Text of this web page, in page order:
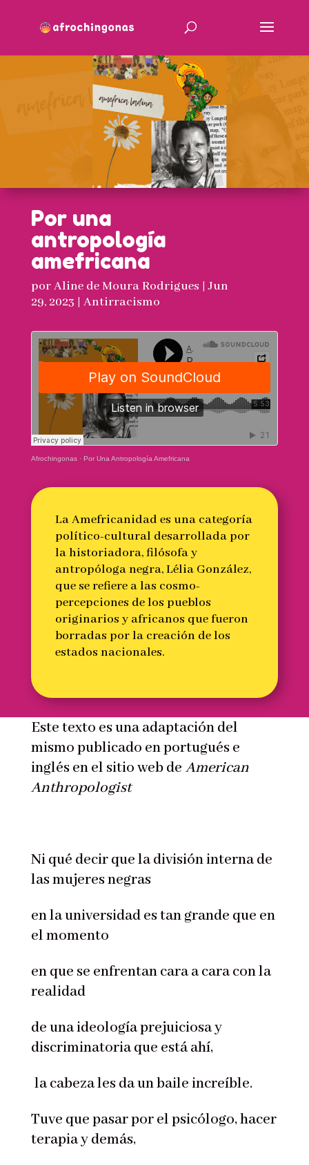
Por una
antropología
amefricana
porAline de Moura Rodrigues |Jun
29, 2023 | Antirracismo
Afrochingonas· Por Una Antropología Amefricana
La Amefricanidad es una categoría
político-cultural desarrollada por
la historiadora, filósofa y
antropóloga negra, Lélia González,
que se refiere a las cosmo-
percepciones de los pueblos
originarios y africanos que fueron
borradas por la creación de los
estados nacionales.
Este texto es una adaptación del
mismo publicado en portugués e
inglés en el sitio web de American
Anthropologist
Ni qué decir que la división interna de
las mujeres negras
en la universidad es tan grande que en
el momento
en que se enfrentan cara a cara con la
realidad
de una ideología prejuiciosa y
discriminatoria que está ahí,
la cabeza les da un baile increíble.
Tuve que pasar por el psicólogo, hacer
terapia y demás,